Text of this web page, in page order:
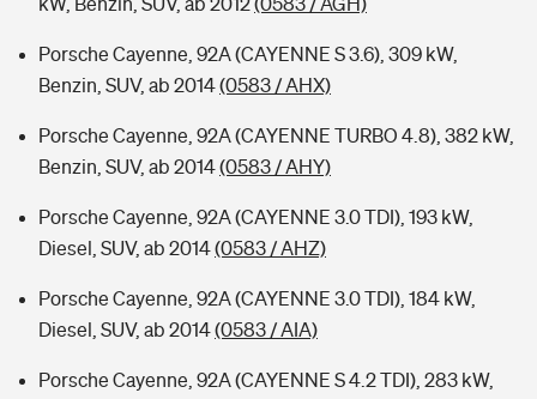
Porsche Cayenne, 92A (CAYENNE S 3.6), 309 kW,
Benzin, SUV, ab 2014(0583 / AHX)
Porsche Cayenne, 92A (CAYENNE TURBO 4.8), 382 kW,
Benzin, SUV, ab 2014(0583 / AHY)
Porsche Cayenne, 92A (CAYENNE 3.0 TDI), 193 kW,
Diesel, SUV, ab 2014(0583 / AHZ)
Porsche Cayenne, 92A (CAYENNE 3.0 TDI), 184 kW,
Diesel, SUV, ab 2014(0583 / AIA)
Porsche Cayenne, 92A (CAYENNE S 4.2 TDI), 283 kW,